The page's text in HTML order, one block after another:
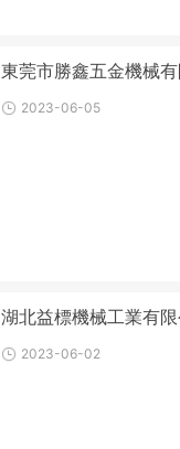
東莞市勝鑫五金機械
2023-06-05
湖北益標機械工業有
2023-06-02